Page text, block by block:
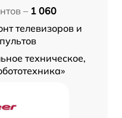
– 1 060
телевизоров и
техническое,